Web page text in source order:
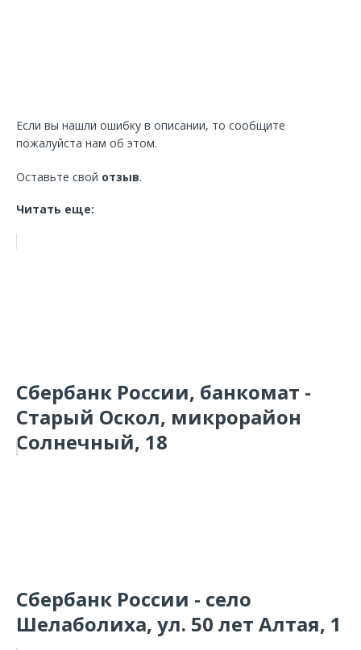
Если вы нашли ошибку в описании, то сообщите
пожалуйста нам об этом.
Оставьте свой отзыв.
Читать еще:
Сбербанк России, банкомат -
Старый Оскол, микрорайон
Солнечный, 18
Сбербанк России - село
Шелаболиха, ул. 50 лет Алтая, 1